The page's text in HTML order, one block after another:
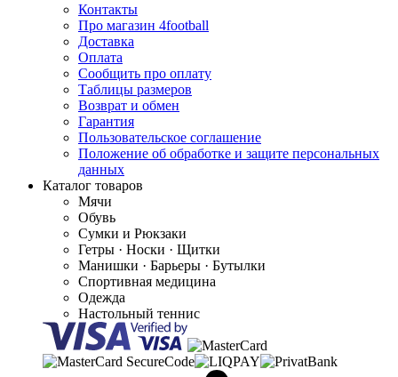
Контакты
Про магазин 4football
Доставка
Оплата
Сообщить про оплату
Таблицы размеров
Возврат и обмен
Гарантия
Пользовательское соглашение
Положение об обработке и защите персональных
данных
Каталог товаров
Мячи
Обувь
Сумки и Рюкзаки
Гетры · Носки · Щитки
Манишки · Барьеры · Бутылки
Спортивная медицина
Одежда
Настольный теннис